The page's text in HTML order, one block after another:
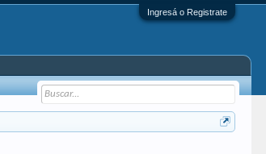
Ingresá o Registrate